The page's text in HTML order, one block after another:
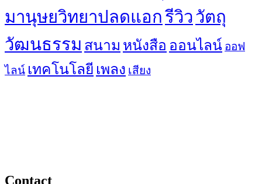
มานุษยวิทยาปลดแอกรีวิววัตถุ
วัฒนธรรม สนาม หนังสือ ออนไลน์ ออฟ
ไลน์ เทคโนโลยี เพลง เสียง
Contact